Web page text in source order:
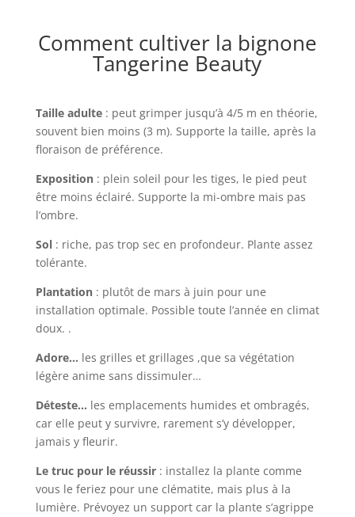
Comment cultiver la bignone
Tangerine Beauty
Taille adulte: peut grimper jusqu’à 4/5 m en théorie,
souvent bien moins (3 m). Supporte la taille, après la
floraison de préférence.
Exposition: plein soleil pour les tiges, le pied peut
être moins éclairé. Supporte la mi-ombre mais pas
l’ombre.
Sol: riche, pas trop sec en profondeur. Plante assez
tolérante.
Plantation: plutôt de mars à juin pour une
installation optimale. Possible toute l’année en climat
doux. .
Adore… les grilles et grillages ,que sa végétation
légère anime sans dissimuler…
Déteste… les emplacements humides et ombragés,
car elle peut y survivre, rarement s’y développer,
jamais y fleurir.
Le truc pour le réussir : installez la plante comme
vous le feriez pour une clématite, mais plus à la
lumière. Prévoyez un support car la plante s’agrippe